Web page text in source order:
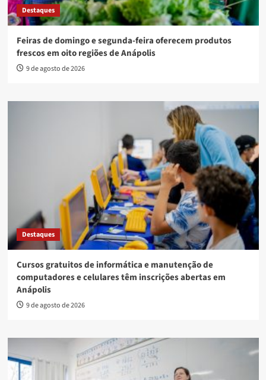
Destaques
Feiras de domingo e segunda-feira oferecem produtos
frescos em oito regiões de Anápolis
9 de agosto de 2026
Destaques
Cursos gratuitos de informática e manutenção de
computadores e celulares têm inscrições abertas em
Anápolis
9 de agosto de 2026